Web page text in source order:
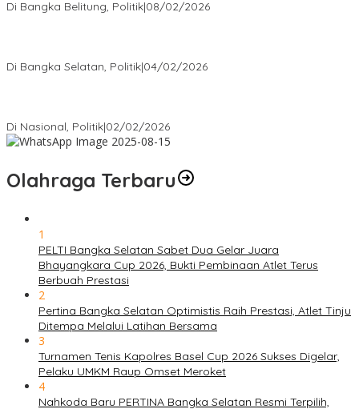
Di Bangka Belitung, Politik|08/02/2026
Di Bangka Selatan, Politik|04/02/2026
Di Nasional, Politik|02/02/2026
Olahraga Terbaru
1
PELTI Bangka Selatan Sabet Dua Gelar Juara
Bhayangkara Cup 2026, Bukti Pembinaan Atlet Terus
Berbuah Prestasi
2
Pertina Bangka Selatan Optimistis Raih Prestasi, Atlet Tinju
Ditempa Melalui Latihan Bersama
3
Turnamen Tenis Kapolres Basel Cup 2026 Sukses Digelar,
Pelaku UMKM Raup Omset Meroket
4
Nahkoda Baru PERTINA Bangka Selatan Resmi Terpilih,